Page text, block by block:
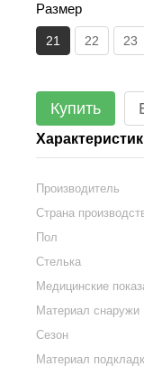
Размер
21 22 23
Купить
Производитель
Страна
Пол
Стелька
Медицинские
Материал снаружи
Сезон
Материал